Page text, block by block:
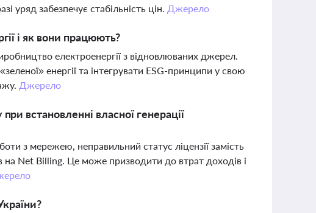
уряд забезпечує стабільність цін. Джерело
і як вони працюють?
електроенергії з відновлюваних джерел.
енергії та інтегрувати ESG-принципи у свою
Джерело
встановленні власної генерації
з мережею, неправильний статус ліцензії замість
на Net Billing. Це може призводити до втрат доходів і